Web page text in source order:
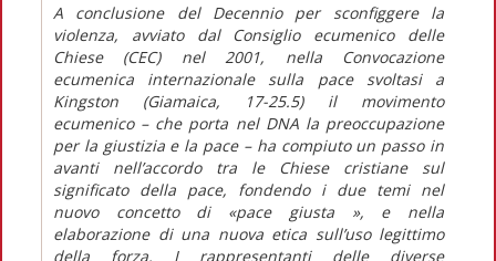
A conclusione del Decennio per sconfiggere la
violenza, avviato dal Consiglio ecumenico delle
Chiese (CEC) nel 2001, nella Convocazione
ecumenica internazionale sulla pace svoltasi a
Kingston (Giamaica, 17-25.5) il movimento
ecumenico – che porta nel DNA la preoccupazione
per la giustizia e la pace – ha compiuto un passo in
avanti nell’accordo tra le Chiese cristiane sul
significato della pace, fondendo i due temi nel
nuovo concetto di «pace giusta », e nella
elaborazione di una nuova etica sull’uso legittimo
della forza. I rappresentanti delle diverse